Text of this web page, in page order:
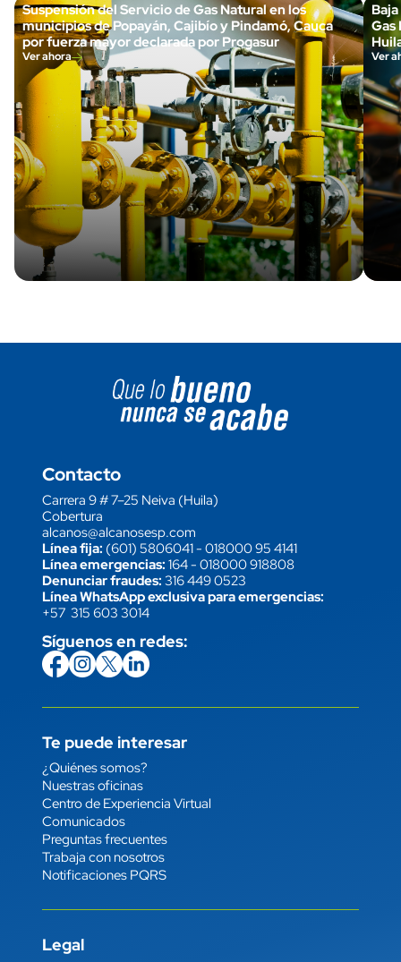
Suspensión del Servicio de Gas Natural en los
municipios de Popayán, Cajibío y Pindamó, Cauca
por fuerza mayor declarada por Progasur
Ver ahora
Gas
Ver
Image block
Contacto
Carrera 9 # 7–25 Neiva (Huila)
Cobertura
alcanos@alcanosesp.com
Línea fija: (601) 5806041-018000 95 4141
Línea emergencias: 164-018000 918808
Denunciar fraudes: 316 449 0523
Línea WhatsApp exclusiva para emergencias:
+57 315 603 3014
Síguenos en redes:
icon
Imagen
link icon
Imagen
link icon
Imagen
link icon
Imagen
link
Te puede interesar
Enlace
¿Quiénes somos?
Nuestras oficinas
Centro de Experiencia Virtual
Comunicados
Preguntas frecuentes
Trabaja con nosotros
Notificaciones PQRS
Legal